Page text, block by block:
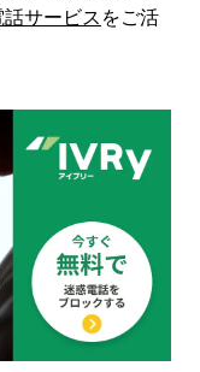
話サービス をご活